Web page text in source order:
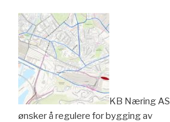
KB Næring AS
ønsker å regulere for bygging av